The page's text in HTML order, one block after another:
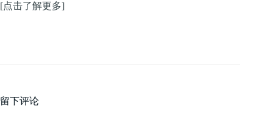
[点击了解更多]
留下评论